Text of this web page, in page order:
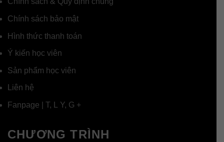
Chính sách bảo mật
Hình thức thanh toán
Ý kiến học viên
Sản phẩm học viên
Liên hệ
Fanpage T, Y, G +
CHƯƠNG TRÌNH